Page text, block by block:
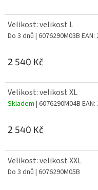
Velikost: velikost L
Do 3 dnů | 6076290M03B EAN:
2 540 Kč
Velikost: velikost XL
Skladem | 6076290M04B EAN:
2 540 Kč
Velikost: velikost XXL
Do 3 dnů | 6076290M05B